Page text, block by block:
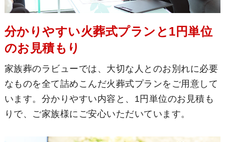
分かりやすい火葬式プランと1円単位
のお見積もり
家族葬のラビューでは、大切な人とのお別れに必要
なものを全て詰めこんだ火葬式プランをご用意して
います。分かりやすい内容と、1円単位のお見積も
りで、ご家族様にご安心いただいています。